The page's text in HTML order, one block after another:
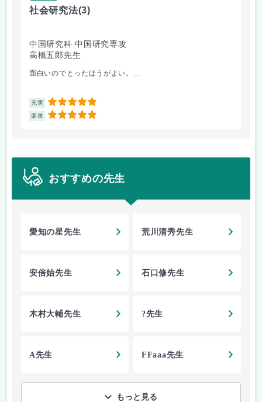
社会研究法(3)
中国研究科 中国研究専攻
高橋五郎先生
面白いのでとったほうがよい。...
充実 5
楽単 5
おすすめの先生
愛知の星先生 荒川清秀先生
安倍始先生 石口修先生
木村大輔先生 ?先生
A先生 FFaaa先生
もっと見る